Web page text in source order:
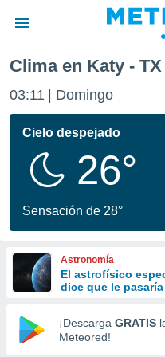
de
ha sido
calidad.
a este
las
y
forma
digital
basada
Clima en Katy - TX
03:11 Domingo
Cielo despejado
26°
Sensación de 28°
Astronomía
El astrofísico
dice que le
¡Descarga GRATIS
Meteored!